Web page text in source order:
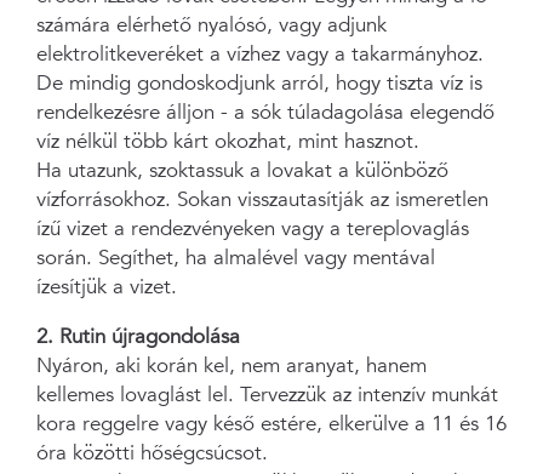
számára elérhető nyalósó, vagy adjunk
elektrolitkeveréket a vízhez vagy a takarmányhoz.
De mindig gondoskodjunk arról, hogy tiszta víz is
rendelkezésre álljon - a sók túladagolása elegendő
víz nélkül több kárt okozhat, mint hasznot.
Ha utazunk, szoktassuk a lovakat a különböző
vízforrásokhoz. Sokan visszautasítják az ismeretlen
ízű vizet a rendezvényeken vagy a tereplovaglás
során. Segíthet, ha almalével vagy mentával
ízesítjük a vizet.
2. Rutin újragondolása
Nyáron, aki korán kel, nem aranyat, hanem
kellemes lovaglást lel. Tervezzük az intenzív munkát
kora reggelre vagy késő estére, elkerülve a 11 és 16
óra közötti hőségcsúcsot.